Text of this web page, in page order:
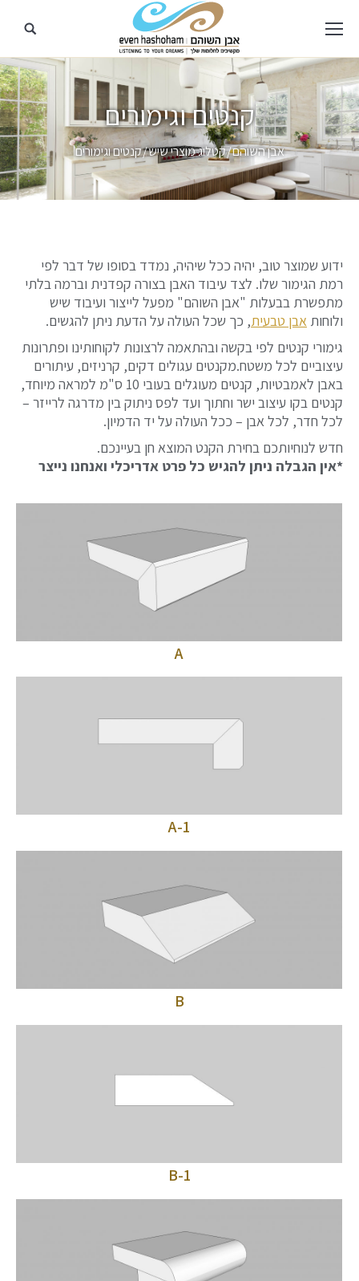
קנטים וגימורים
מיקומך כאן אבן השוהם קטלוג מוצרי שיש קנטים וגימורים
ידוע שמוצר טוב, יהיה ככל שיהיה, נמדד בסופו של דבר לפי
רמת הגימור שלו. לצד עיבוד האבן בצורה קפדנית וברמה בלתי
מתפשרת בבעלות "אבן השוהם" מפעל לייצור ועיבוד שיש
ולוחות אבן טבעית, כך שכל העולה על הדעת ניתן להגשים.
גימורי קנטים לפי בקשה ובהתאמה לרצונות לקוחותינו ופתרונות
עיצוביים לכל משטח.מקנטים עגולים דקים, קרניזים, עיתורים
באבן לאמבטיות, קנטים מעוגלים בעובי 10 ס"מ למראה מיוחד,
קנטים בקו עיצוב ישר וחתוך ועד לפס ניתוק בין מדרגה לרייזר –
לכל חדר, לכל אבן – ככל העולה על יד הדמיון.
חדש לנוחיותכם בחירת הקנט המוצא חן בעיינכם.
*אין הגבלה ניתן להגיש כל פרט אדריכלי ואנחנו נייצר
A
A-1
B
B-1